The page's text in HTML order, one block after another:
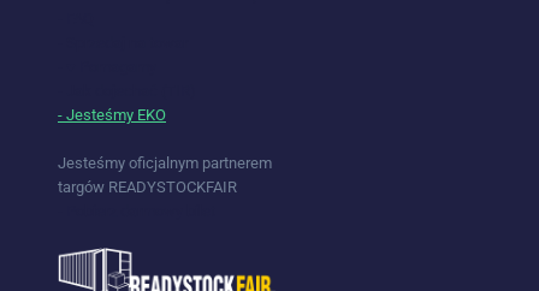
- Jesteśmy EKO
Jesteśmy oficjalnym partnerem
targów READYSTOCKFAIR